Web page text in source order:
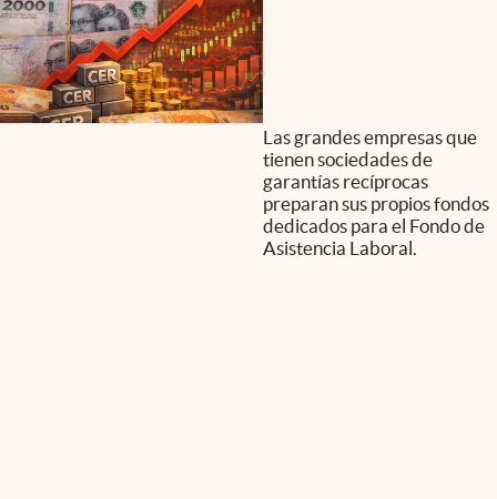
Las grandes empresas que
tienen sociedades de
garantías recíprocas
preparan sus propios fondos
dedicados para el Fondo de
Asistencia Laboral.